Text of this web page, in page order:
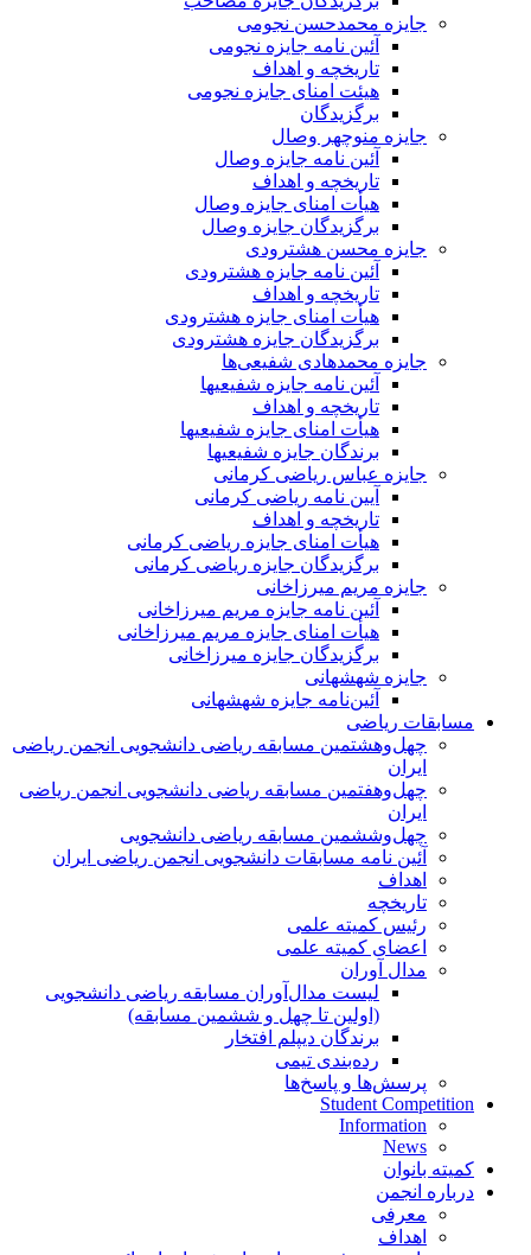
جایزه محمدحسن نجومی
آئین نامه جایزه نجومی
تاریخچه و اهداف
هیئت امنای جایزه نجومی
برگزیدگان
جایزه منوچهر وصال
آئین نامه جایزه وصال
تاریخچه و اهداف
هیأت امنای جایزه وصال
برگزیدگان جایزه وصال
جایزه محسن هشترودی
آئین نامه جایزه هشترودی
تاریخچه و اهداف
هیأت امنای جایزه هشترودی
برگزیدگان جایزه هشترودی
جایزه محمدهادی شفیعی‌ها
آئین نامه جایزه شفیعیها
تاریخچه و اهداف
هیأت امنای جایزه شفیعیها
برندگان جایزه شفیعیها
جایزه عباس ریاضی کرمانی
آیین نامه ریاضی کرمانی
تاریخچه و اهداف
هیأت امنای جایزه ریاضی کرمانی
برگزیدگان جایزه ریاضی کرمانی
جایزه مریم میرزاخانی
آئین نامه جایزه مریم میرزاخانی
هیأت امنای جایزه مریم میرزاخانی
برگزیدگان جایزه میرزاخانی
جایزه شهشهانی
آئین‌نامه جایزه شهشهانی
مسابقات ریاضی
چهل‌و‌هشتمین مسابقه ریاضی دانشجویی انجمن ریاضی
ایران
چهل‌و‌هفتمین مسابقه ریاضی دانشجویی انجمن ریاضی
ایران
چهل‌و‌ششمین مسابقه ریاضی دانشجویی
آئین نامه مسابقات دانشجویی انجمن ریاضی ایران
اهداف
تاریخچه
رئیس کمیته علمی
اعضای کمیته علمی
مدال آوران
لیست مدال‌آوران مسابقه ریاضی دانشجویی
(اولین تا چهل‌ و ششمین مسابقه)
برندگان دیپلم افتخار
رده‌بندی تیمی
پرسش‌ها و پاسخ‌ها
Student Competition
Information
News
کمیته بانوان
درباره انجمن
معرفی
اهداف